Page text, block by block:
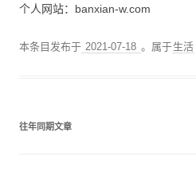
个人网站：banxian-w.com
本条目发布于 2021-07-18 。属于生活
往年同期文章